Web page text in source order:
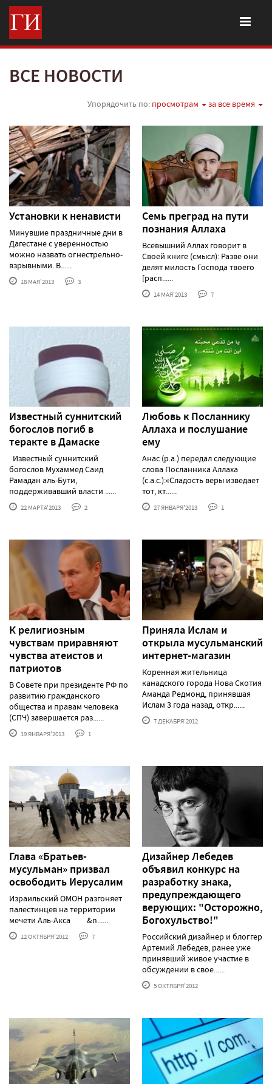
ВСЕ НОВОСТИ
Упорядочить по: просмотрам за все время
Установки к ненависти
Минувшие праздничные дни в
Дагестане с уверенностью
можно назвать огнестрельно-
взрывными. В......
18 МАЯ'2013 3
Семь преград на пути
познания Аллаха
Всевышний Аллах говорит в
Своей книге (смысл): Разве они
делят милость Господа твоего
[расп......
14 МАЯ'2013 7
Известный суннитский
богослов погиб в
теракте в Дамаске
Известный суннитский
богослов Мухаммед Саид
Рамадан аль-Бути,
поддерживавший власти ......
22 МАРТА'2013 2
Любовь к Посланнику
Аллаха и послушание
ему
Анас (р.а.) передал следующие
слова Посланника Аллаха
(с.а.с.):«Сладость веры изведает
тот, кт......
27 ЯНВАРЯ'2013 1
К религиозным
чувствам приравняют
чувства атеистов и
патриотов
В Совете при президенте РФ по
развитию гражданского
общества и правам человека
(СПЧ) завершается раз......
19 ЯНВАРЯ'2013 1
Приняла Ислам и
открыла мусульманский
интернет-магазин
Коренная жительница
канадского города Нова Скотия
Аманда Редмонд, принявшая
Ислам 3 года назад, откр......
7 ДЕКАБРЯ'2012
Глава «Братьев-
мусульман» призвал
освободить Иерусалим
Израильский ОМОН разгоняет
палестинцев на территории
мечети Аль-Акса &n......
12 ОКТЯБРЯ'2012 7
Дизайнер Лебедев
объявил конкурс на
разработку знака,
предупреждающего
верующих: "Осторожно,
Богохульство!"
Российский дизайнер и блоггер
Артемий Лебедев, ранее уже
принявший живое участие в
обсуждении в свое......
5 ОКТЯБРЯ'2012